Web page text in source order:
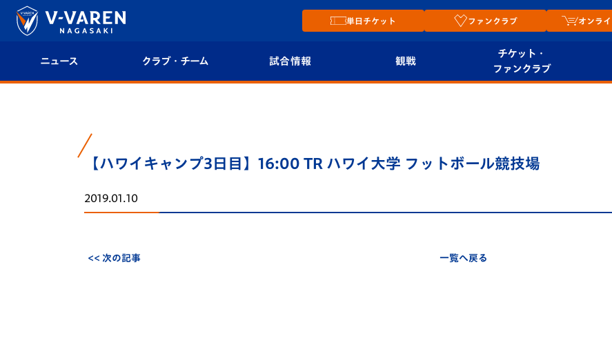
単日チケット ファンクラブ オンライ
ニュース クラブ・チーム
クラブ概要
エンブレム紹介
試合情報
順位表
観戦
チケット・
ファンクラブ
プレイヤーズスイート
【ハワイキャンプ3日目】16:00 TR ハワイ大学 フットボール競技場
2019.01.10
<< 次の記事 一覧へ戻る